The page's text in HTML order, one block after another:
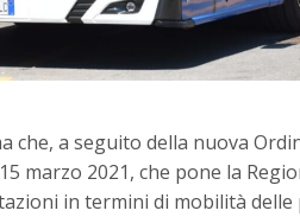
che, a seguito della nuova
marzo 2021, che pone la
in termini di mobilità delle